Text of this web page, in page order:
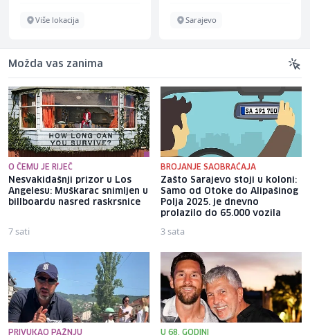
Više lokacija Sarajevo
Možda vas zanima
O ČEMU JE RIJEČ
Nesvakidašnji prizor u Los
Angelesu: Muškarac snimljen u
billboardu nasred raskrsnice
7 sati
BROJANJE SAOBRAĆAJA
Zašto Sarajevo stoji u koloni:
Samo od Otoke do Alipašinog
Polja 2025. je dnevno
prolazilo do 65.000 vozila
3 sata
PRIVUKAO PAŽNJU U 68. GODINI